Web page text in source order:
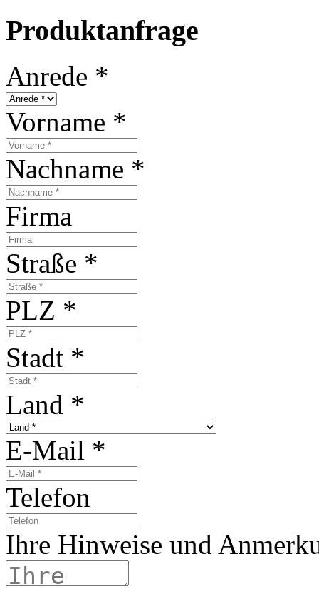
Produktanfrage
Anrede *
Vorname *
Nachname *
Firma
Straße *
PLZ *
Stadt *
Land *
E-Mail *
Telefon
Ihre Hinweise und